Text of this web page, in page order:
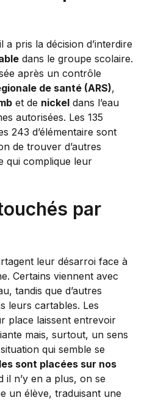
a pris la décision d’interdire
dans le groupe scolaire.
après un contrôle
de santé (ARS),
et de nickel dans l’eau
autorisées. Les 135
243 d’élémentaire sont
de trouver d’autres
qui complique leur
par
leur désarroi face à
Certains viennent avec
tandis que d’autres
leurs cartables. Les
place laissent entrevoir
mais, surtout, un sens
qui semble se
sont placées sur nos
il n’y en a plus, on se
un élève, traduisant une